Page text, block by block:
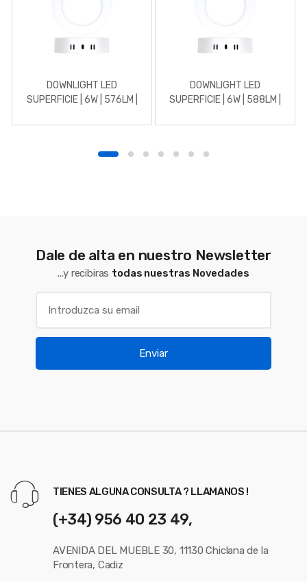
DOWNLIGHT LED
SUPERFICIE | 6W | 576LM |
BLANCO
DOWNLIGHT LED
SUPERFICIE | 6W | 588LM |
BLANCO
Dale de alta en nuestro Newsletter
...y recibiras todas nuestras Novedades
Enviar
TIENES ALGUNA CONSULTA ? LLAMANOS !
(+34) 956 40 23 49,
AVENIDA DEL MUEBLE 30, 11130 Chiclana de la
Frontera, Cadiz